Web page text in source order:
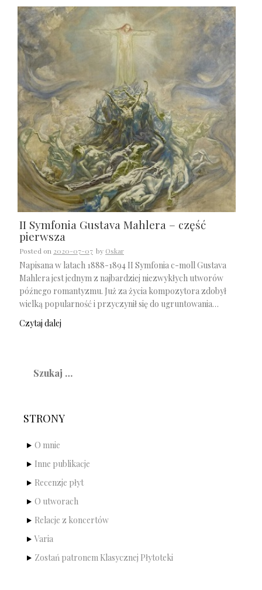
II Symfonia Gustava Mahlera – część
pierwsza
Posted on 2020-07-07 by Oskar
Napisana w latach 1888-1894 II Symfonia c-moll Gustava
Mahlera jest jednym z najbardziej niezwykłych utworów
późnego romantyzmu. Już za życia kompozytora zdobył
wielką popularność i przyczynił się do ugruntowania…
Czytaj dalej
STRONY
O mnie
Inne publikacje
Recenzje płyt
O utworach
Relacje z koncertów
Varia
Zostań patronem Klasycznej Płytoteki